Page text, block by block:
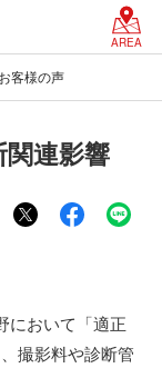
AREA
お客様の声
連影響
において「適正
撮影料や診断管